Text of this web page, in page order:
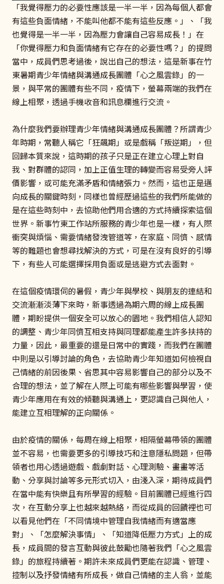
「我覺得壓力的必要性應該是一半一半，因為每個人都會
有這些負面情緒，不能叫他都不能有這些反應。」、「我
也覺得是一半一半，因為壓力會讓自己容易成長！」在
「你覺得壓力和負面情緒有它存在的必要性嗎？」的提問
當中，成員們思考過後，說出自己的想法，這是新事在竹
東暑期青少年情緒與溝通成長團體「心之風雲錄」的一
景，與平常的團體有些不同，疫情下，螢幕兩端的我們在
線上相聚，透過手機收音和訊息欄進行交流。
為什麼我們要辦理青少年情緒與溝通成長團體？所謂青少
年時期，常聽人稱它「狂飆期」或是戲稱「叛逆期」，但
回歸本質來說，這時期的孩子只是正在建立心理上對自
我、對群體的認同，加上正值生理的轉變而容易受旁人評
價影響，或可能充滿矛盾和情緒張力。然而，這也正是邁
向成長的關鍵時刻，同樣也曾經歷過這些的我們所能做的
是在這些時刻中，去協助他們用合適的方式持續探索這個
世界。新事竹東工作站所服務的青少年也是一樣，有人際
衝突與煩惱、需要情緒發洩管道等，在家庭、同儕、感情
等的難題也會想尋找解決的方式，可是在沒有良好的引導
下，有些人可能選擇採用負面或是逃避方式去面對。
在這個疫情環伺的暑假，青少年與學校、與朋友的連結和
交流漸漸淡薄下來時，新事透過為期六周的線上成長團
體，期盼提供一個安全可以放心的園地。我們相信人認知
的調整、青少年同儕互相支持與同理都能產生許多扶持的
力量，因此，最重要的還是日常中的實踐，而我們在團體
中則是以引導討論的角色，去協助青少年知道如何檢視自
己情緒的前因後果、省思其中容易影響自己的部分以及不
合理的想法，並了解在人際上可能有哪些影響與學習，使
青少年應用在有效的傾聽與溝通上，更認識自己與他人，
能建立互相理解的正向關係。
由於疫情的關係，每周在線上相聚，相隔螢幕帶領的團體
並不容易，也需要更多的引導技巧和注意隱私問題，但帶
領者也用心透過遊戲、戲劇對話、心理測驗、畫畫等活
動、分享與討論等多元形式切入，由淺入深，期待成員們
在當中能有快樂且有所學習的經驗。目前團體已經進行四
次，在互動分享上也越來越熱絡，而從成員的回饋裡也可
以看見他們在「不同情境中管理自我情緒而有適當應
對」、「怎麼解決事情」、「知道降低壓力方式」上的成
長，成員間的發言互動與彼此鼓勵也隨著我們「心之風雲
錄」的旅程持續著。期許未來成員們更能在認識、管理、
控制以及抒發情緒有所成長，做自己情緒的主人翁，並能